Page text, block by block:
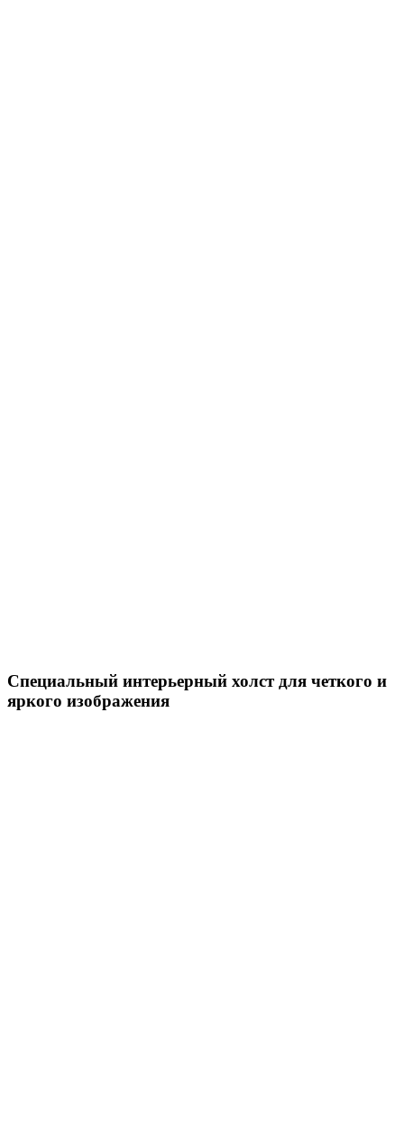
Специальный интерьерный холст для четкого и
яркого изображения